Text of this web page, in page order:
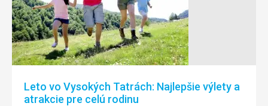
Leto vo Vysokých Tatrách: Najlepšie výlety a
atrakcie pre celú rodinu